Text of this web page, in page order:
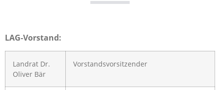
LAG-Vorstand:
Landrat Dr.
Oliver Bär
Vorstandsvorsitzender